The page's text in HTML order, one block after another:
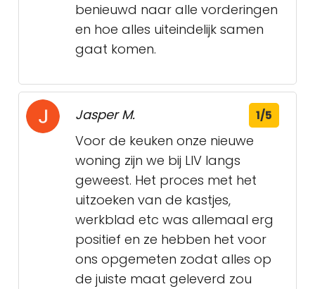
benieuwd naar alle vorderingen
en hoe alles uiteindelijk samen
gaat komen.
Jasper M. 1/5
Voor de keuken onze nieuwe
woning zijn we bij LIV langs
geweest. Het proces met het
uitzoeken van de kastjes,
werkblad etc was allemaal erg
positief en ze hebben het voor
ons opgemeten zodat alles op
de juiste maat geleverd zou